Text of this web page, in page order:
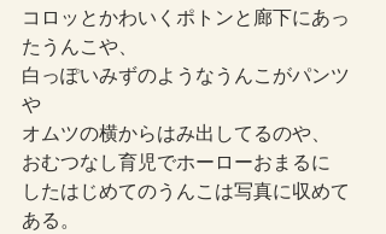
コロッとかわいくポトンと廊下にあっ
たうんこや、
白っぽいみずのようなうんこがパンツ
や
オムツの横からはみ出してるのや、
おむつなし育児でホーローおまるに
したはじめてのうんこは写真に収めて
ある。